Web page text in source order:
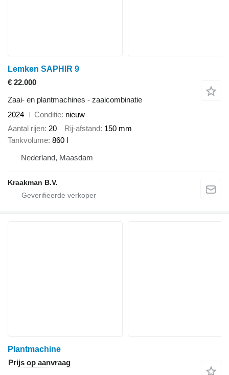
Lemken SAPHIR 9
€ 22.000
Zaai- en plantmachines - zaaicombinatie
2024
Conditie nieuw
Aantal rijen 20 Rij-afstand 150 mm
Tankvolume 860 l
Nederland, Maasdam
Kraakman B.V.
Plantmachine
Prijs op aanvraag